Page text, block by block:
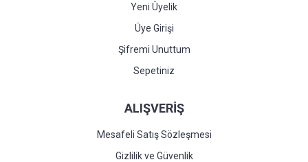
Yeni Üyelik
Üye Girişi
Şifremi Unuttum
Sepetiniz
ALIŞVERİŞ
Mesafeli Satış Sözleşmesi
Gizlilik ve Güvenlik